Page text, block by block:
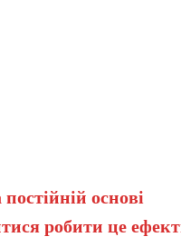
основі
робити це